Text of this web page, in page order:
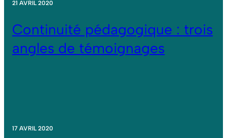
21 AVRIL 2020
Continuité pédagogique : trois
angles de témoignages
17 AVRIL 2020